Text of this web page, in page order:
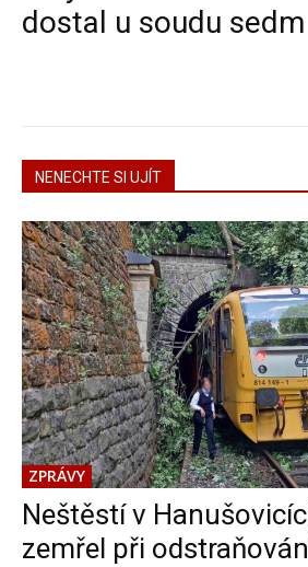
dostal u soudu
NENECHTE SI UJÍT
ZPRÁVY
Neštěstí v
zemřel při